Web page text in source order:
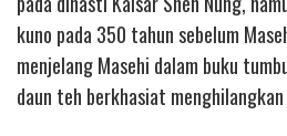
kuno pada 350 tahun sebelum
menjelang Masehi dalam buku
daun teh berkhasiat